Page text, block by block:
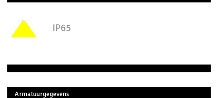
Armatuurgegevens